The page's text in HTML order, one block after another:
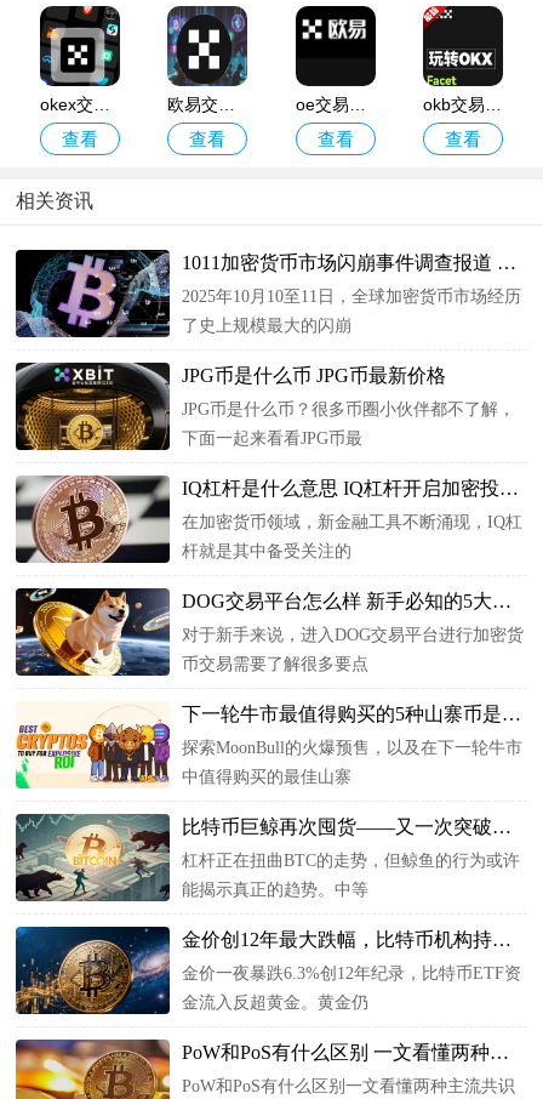
查看 查看 查看 查看
相关资讯
1011加密货币市场闪崩事件调查报道 具体发生
2025年10月10至11日，全球加密货币市场经历
了史上规模最大的闪崩
JPG币是什么币 JPG币最新价格
JPG币是什么币？很多币圈小伙伴都不了解，
下面一起来看看JPG币最
IQ杠杆是什么意思 IQ杠杆开启加密投资N种新
在加密货币领域，新金融工具不断涌现，IQ杠
杆就是其中备受关注的
DOG交易平台怎么样 新手必知的5大要点
对于新手来说，进入DOG交易平台进行加密货
币交易需要了解很多要点
下一轮牛市最值得购买的5种山寨币是什么？为
探索MoonBull的火爆预售，以及在下一轮牛市
中值得购买的最佳山寨
比特币巨鲸再次囤货——又一次突破即将到来
杠杆正在扭曲BTC的走势，但鲸鱼的行为或许
能揭示真正的趋势。中等
金价创12年最大跌幅，比特币机构持仓锁定7.
金价一夜暴跌6.3%创12年纪录，比特币ETF资
金流入反超黄金。黄金仍
PoW和PoS有什么区别 一文看懂两种主流共识机
PoW和PoS有什么区别一文看懂两种主流共识